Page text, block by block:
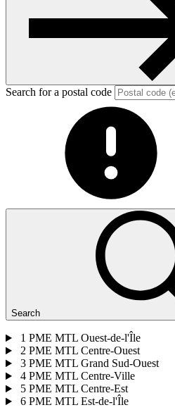
Search for a postal code
Search
1 PME MTL Ouest-de-l'Île
2 PME MTL Centre-Ouest
3 PME MTL Grand Sud-Ouest
4 PME MTL Centre-Ville
5 PME MTL Centre-Est
6 PME MTL Est-de-l'Île